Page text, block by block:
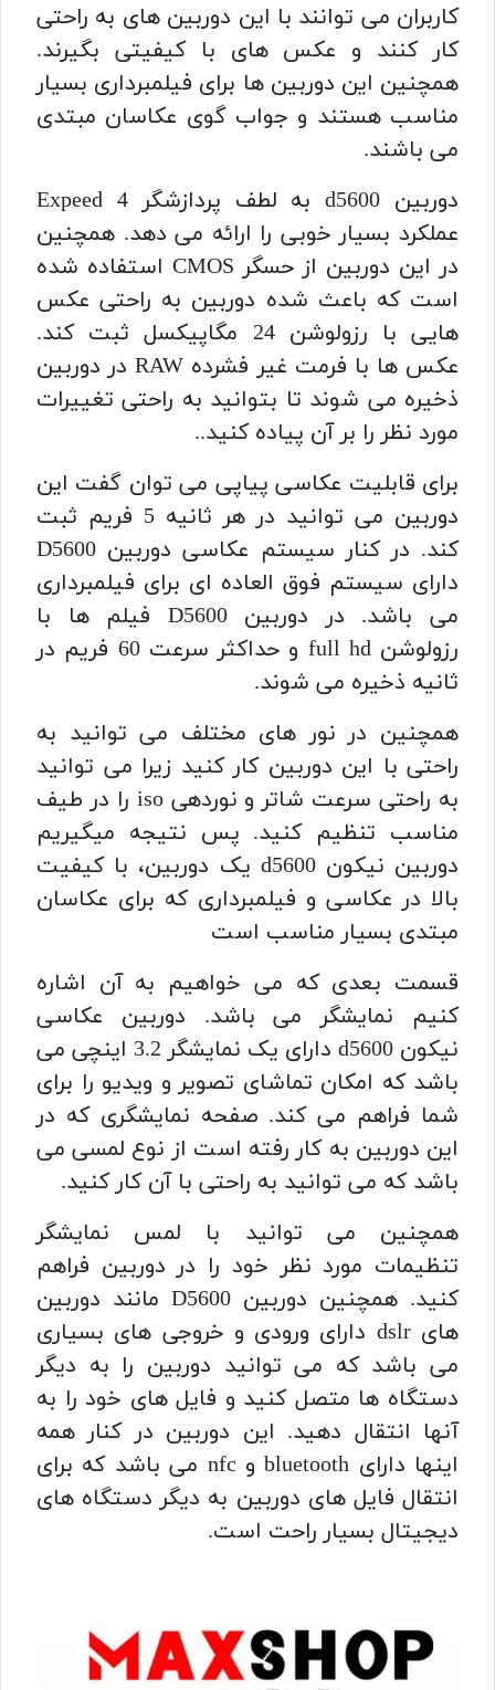
کاربران می توانند با این دوربین های به راحتی
کار کنند و عکس های با کیفیتی بگیرند.
همچنین این دوربین ها برای فیلمبرداری بسیار
مناسب هستند و جواب گوی عکاسان مبتدی
می باشند.
دوربین d5600
به لطف پردازشگر Expeed 4
عملکرد بسیار خوبی را ارائه می دهد. همچنین
در این دوربین از حسگر CMOS استفاده شده
است که باعث شده دوربین به راحتی عکس
هایی با رزولوشن 24 مگاپیکسل ثبت کند.
عکس ها با فرمت غیر فشرده RAW در دوربین
ذخیره می شوند تا بتوانید به راحتی تغییرات
مورد نظر را بر آن پیاده کنید..
برای قابلیت عکاسی پیاپی می توان گفت این
دوربین می توانید در هر ثانیه 5 فریم ثبت
کند. در کنار سیستم عکاسی دوربین D5600
دارای سیستم فوق العاده ای برای فیلمبرداری
می باشد. در دوربین D5600
فیلم ها با
رزولوشن full hd و حداکثر سرعت 60 فریم در
ثانیه ذخیره می شوند.
همچنین در نور های مختلف می توانید به
راحتی با این دوربین کار کنید زیرا می توانید
به راحتی سرعت شاتر و نوردهی iso را در طیف
مناسب تنظیم کنید. پس نتیجه میگیریم
دوربین نیکون d5600
یک دوربین، با کیفیت
بالا در عکاسی و فیلمبرداری که برای عکاسان
مبتدی بسیار مناسب است
قسمت بعدی که می خواهیم به آن اشاره
کنیم نمایشگر می باشد. دوربین عکاسی
نیکون d5600
دارای یک نمایشگر 3.2 اینچی می
باشد که امکان تماشای تصویر و ویدیو را برای
شما فراهم می کند. صفحه نمایشگری که در
این دوربین به کار رفته است از نوع لمسی می
باشد که می توانید به راحتی با آن کار کنید.
همچنین می توانید با لمس نمایشگر
تنظیمات مورد نظر خود را در دوربین فراهم
کنید. همچنین دوربین D5600
مانند دوربین
های dslr دارای ورودی و خروجی های بسیاری
می باشد که می توانید دوربین را به دیگر
دستگاه ها متصل کنید و فایل های خود را به
آنها انتقال دهید. این دوربین در کنار همه
اینها دارای bluetooth و nfc می باشد که برای
انتقال فایل های دوربین به دیگر دستگاه های
دیجیتال بسیار راحت است.